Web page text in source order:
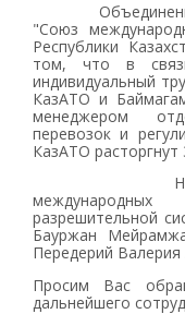
"Союз
Республики
том, что в
индивидуальный
КазАТО и
менеджером
перевозок и
КазАТО расторгнут
разрешительной
Бауржан
Передерий Валерия
Просим Вас
дальнейшего